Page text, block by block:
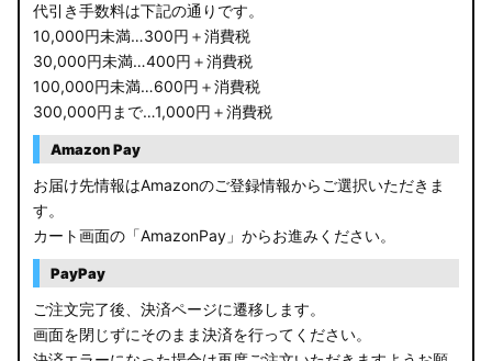
代引き手数料は下記の通りです。
10,000円未満…300円＋消費税
30,000円未満…400円＋消費税
100,000円未満…600円＋消費税
300,000円まで…1,000円＋消費税
Amazon Pay
お届け先情報はAmazonのご登録情報からご選択いただきま
す。
カート画面の「AmazonPay」からお進みください。
PayPay
ご注文完了後、決済ページに遷移します。
画面を閉じずにそのまま決済を行ってください。